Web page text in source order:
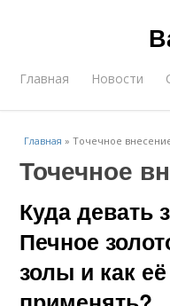
Главная Новости
Главная »Точечное
Точечное
Куда девать
Печное
золы и как